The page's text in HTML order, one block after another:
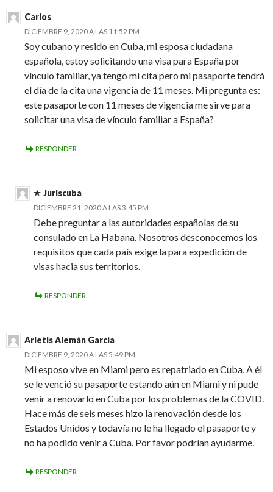
Carlos
DICIEMBRE 9, 2020 A LAS 11:52 PM
Soy cubano y resido en Cuba, mi esposa ciudadana
española, estoy solicitando una visa para España por
vínculo familiar, ya tengo mi cita pero mi pasaporte tendrá
el día de la cita una vigencia de 11 meses. Mi pregunta es:
este pasaporte con 11 meses de vigencia me sirve para
solicitar una visa de vínculo familiar a España?
RESPONDER
Juriscuba
DICIEMBRE 21, 2020 A LAS 3:45 PM
Debe preguntar a las autoridades españolas de su
consulado en La Habana. Nosotros desconocemos los
requisitos que cada país exige la para expedición de
visas hacia sus territorios.
RESPONDER
Arletis Alemán García
DICIEMBRE 9, 2020 A LAS 5:49 PM
Mi esposo vive en Miami pero es repatriado en Cuba, A él
se le venció su pasaporte estando aún en Miami y ni pude
venir a renovarlo en Cuba por los problemas de la COVID.
Hace más de seis meses hizo la renovación desde los
Estados Unidos y todavía no le ha llegado el pasaporte y
no ha podido venir a Cuba. Por favor podrían ayudarme.
RESPONDER